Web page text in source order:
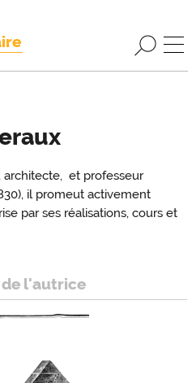
architecte, et professeur
il promeut activement
par ses réalisations, cours et
l'autrice